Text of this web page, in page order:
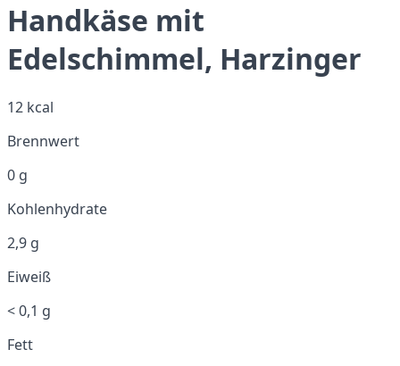
Handkäse mit
Edelschimmel, Harzinger
12 kcal
Brennwert
0 g
Kohlenhydrate
2,9 g
Eiweiß
< 0,1 g
Fett